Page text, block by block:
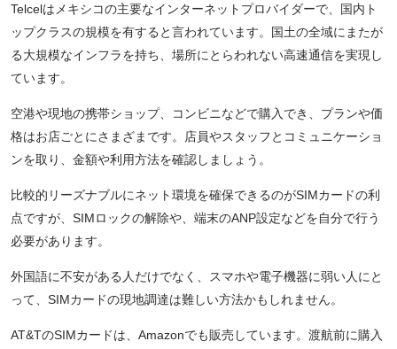
Telcelはメキシコの主要なインターネットプロバイダーで、国内ト
ップクラスの規模を有すると言われています。国土の全域にまたが
る大規模なインフラを持ち、場所にとらわれない高速通信を実現し
ています。
空港や現地の携帯ショップ、コンビニなどで購入でき、プランや価
格はお店ごとにさまざまです。店員やスタッフとコミュニケーショ
ンを取り、金額や利用方法を確認しましょう。
比較的リーズナブルにネット環境を確保できるのがSIMカードの利
点ですが、SIMロックの解除や、端末のANP設定などを自分で行う
必要があります。
外国語に不安がある人だけでなく、スマホや電子機器に弱い人にと
って、SIMカードの現地調達は難しい方法かもしれません。
AT&TのSIMカードは、Amazonでも販売しています。渡航前に購入